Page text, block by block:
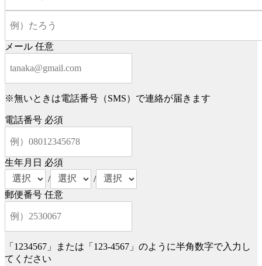
メール 任意
※無いときは電話番号（SMS）で連絡が届きます
電話番号 必須
生年月日 必須
/
/
郵便番号 任意
「1234567」または「123-4567」のように半角数字で入力し
てください